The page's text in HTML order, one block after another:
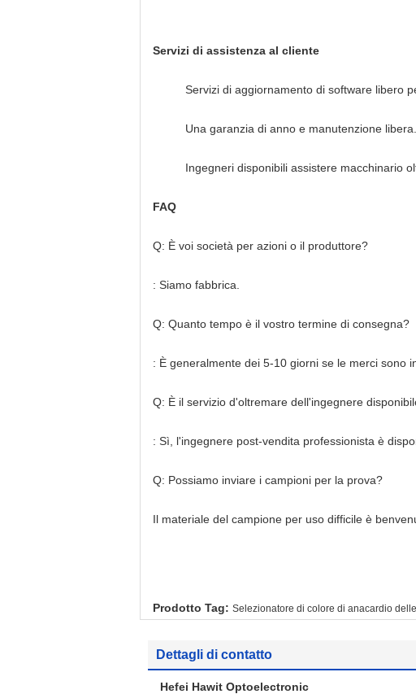
Servizi di assistenza al cliente
Servizi di aggiornamento di software libero
Una garanzia di anno e manutenzione libera.
Ingegneri disponibili assistere macchinario
FAQ
Q: È voi società per azioni o il produttore?
: Siamo fabbrica.
Q: Quanto tempo è il vostro termine di consegna?
: È generalmente dei 5-10 giorni se le merci sono
Q: È il servizio d'oltremare dell'ingegnere
: Sì, l'ingegnere post-vendita professionista è
Q: Possiamo inviare i campioni per la prova?
Il materiale del campione per uso difficile è
Prodotto Tag: Selezionatore di colore di anacardio
Dettagli di contatto
Hefei Hawit Optoelectronic